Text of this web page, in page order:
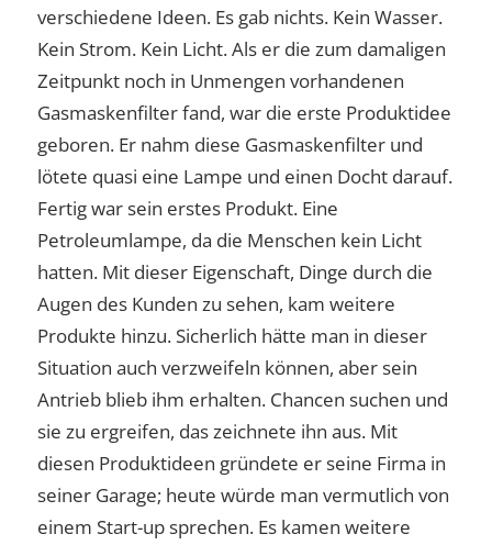
verschiedene Ideen. Es gab nichts. Kein Wasser.
Kein Strom. Kein Licht. Als er die zum damaligen
Zeitpunkt noch in Unmengen vorhandenen
Gasmaskenfilter fand, war die erste Produktidee
geboren. Er nahm diese Gasmaskenfilter und
lötete quasi eine Lampe und einen Docht darauf.
Fertig war sein erstes Produkt. Eine
Petroleumlampe, da die Menschen kein Licht
hatten. Mit dieser Eigenschaft, Dinge durch die
Augen des Kunden zu sehen, kam weitere
Produkte hinzu. Sicherlich hätte man in dieser
Situation auch verzweifeln können, aber sein
Antrieb blieb ihm erhalten. Chancen suchen und
sie zu ergreifen, das zeichnete ihn aus. Mit
diesen Produktideen gründete er seine Firma in
seiner Garage; heute würde man vermutlich von
einem Start-up sprechen. Es kamen weitere